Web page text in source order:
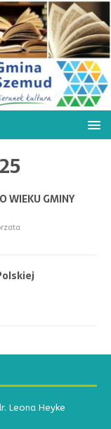
WIEKU GMINY
Leona Heyke